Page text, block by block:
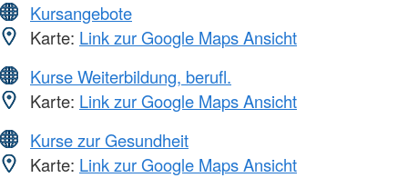
Kursangebote
Karte: Link zur Google Maps Ansicht
Kurse Weiterbildung, berufl.
Karte: Link zur Google Maps Ansicht
Kurse zur Gesundheit
Karte: Link zur Google Maps Ansicht